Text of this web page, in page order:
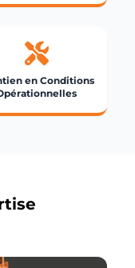
en Conditions